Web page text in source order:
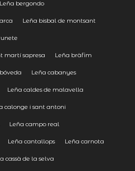
Leña bergondo
Leña bisbal de montsant
martí sapresa Leña bràfim
Leña cabanyes
Leña caldes de malavella
calonge i sant antoni
Leña campo real
Leña cantallops Leña carnota
cassà de la selva